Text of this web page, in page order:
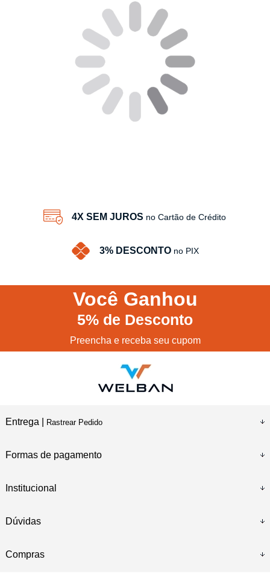
4X SEM JUROS no Cartão de Crédito
3% DESCONTO no PIX
Você Ganhou
5% de Desconto
Preencha e receba seu cupom
Entrega | Rastrear Pedido
Formas de pagamento
Institucional
Dúvidas
Compras